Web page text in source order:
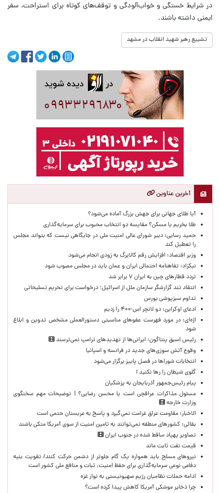
در شرایط خستگی و خواب‌آلودگی و توقف‌های کوتاه برای استراحت، سفر
ایمنی داشته باشند.
تشییع رهبر شهید انقلاب در مشهد
آخرین عناوین
آیا طلای جهانی برای جهش بزرگ آماده می‌شود؟
طلا بخریم یا مسکن؟ مقایسه دو انتخاب محبوب برای سرمایه‌گذاری
حمید رسایی: دبیر شورای عالی امنیت ملی در جایگاهی نیست که بتواند مجلس
را تعطیل کند
وزیر اقتصاد: افزایش رقم کالابرگ به زودی انجام می‌شود
نیکزاد: تفاهنامه احتمالی ایران و عمان باید در مجلس مصوب شود
تردد قطارهای چین به ایران ۷ برابر شد
انتقاد تند گزارشگر سازمان ملل از اسرائیل؛ درخواست برای تحریم تسلیحاتی
تداوم سبزپوشی بورس
ادعای اوکراین: دو لانچر اس-۴۰۰ را زدیم
اژه‌ای: در مورد فهرست عفوهای مناسبتی دستورالعملی مشخص تدوین و ابلاغ
شود
رئیس اسبق پنتاگون: ایرانی‌ها از تهدیدهای ترامپ نمی‌ترسند
وقوع آتش سوزی‌های جدید در فرانسه و اسپانیا
انتخابات شوراها در فصل پاییز برگزار می‌شود
گلوی شیطان را رها نکنید !
پیام رئیس‌جمهور آذربایجان به پزشکیان
مسئول مذاکرات عراقچی است یا محسن رضایی؟ | توضیحات مهم سخنگوی
وزارت خارجه
الاخبار: مقاومت عراق غرامت نمی‌گیرد و پاسخ به عربستان حتمی است
بقائی: کشورهای منطقه نمی‌توانند به تامین امنیت از سوی آمریکا متکی باشند
تصاویر پهپاد ساقط شده در جنوب ایران
قیمت نفت ثابت ماند
نیروهای مسلح باید همواره یک گام جلوتر از دشمن حرکت کنند/ تقویت بنیه
دفاعی نوعی سرمایه‌گذاری برای حفظ امنیت، ثبات و منافع ملی کشور است
ادامه حملات نظامیان رژیم صهیونیستی به نوار غزه
چرا ذخایر موشکی آمریکا کاهش پیدا کرده است؟